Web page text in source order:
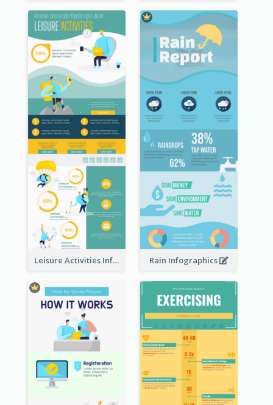
Leisure Activities Infographic Rain Infographics